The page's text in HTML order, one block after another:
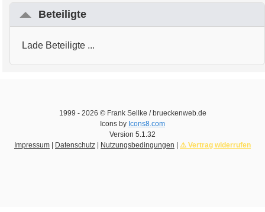
Beteiligte
Lade Beteiligte ...
1999 - 2026 © Frank Sellke / brueckenweb.de
Icons by Icons8.com
Version 5.1.32
Impressum
Datenschutz Nutzungsbedingungen ⚠️ Vertrag widerrufen